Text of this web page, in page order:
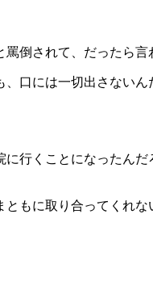
倒されて、だったら言
口には一切出さない
行くことになったん
もに取り合ってくれ